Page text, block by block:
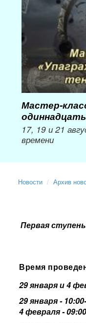
Мастер-
17, 19 и 21
времени
Новости Архив
Первая
Время
29 января и 4
29 января -
4 февраля -